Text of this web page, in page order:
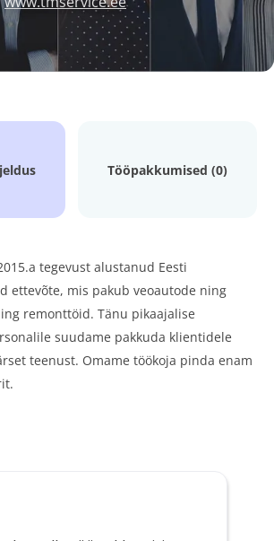
Tööpakkumised (0)
tegevust alustanud Eesti
ettevõte, mis pakub veoautode ning
remonttöid. Tänu pikaajalise
suudame pakkuda klientidele
teenust. Omame töökoja pinda enam